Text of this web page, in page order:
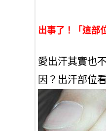
出事了！「這部
愛出汗其實也
因？出汗部位